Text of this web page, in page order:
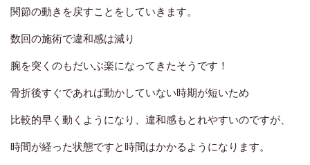
関節の動きを戻すことをしていきます。
数回の施術で違和感は減り
腕を突くのもだいぶ楽になってきたそうです！
骨折後すぐであれば動かしていない時期が短いため
比較的早く動くようになり、違和感もとれやすいのですが、
時間が経った状態ですと時間はかかるようになります。